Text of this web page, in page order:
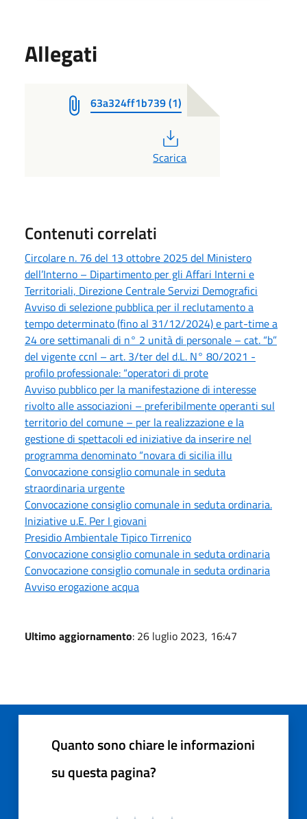
Allegati
63a324ff1b739 (1)
Scarica
Contenuti correlati
Circolare n. 76 del 13 ottobre 2025 del Ministero
dell’Interno – Dipartimento per gli Affari Interni e
Territoriali, Direzione Centrale Servizi Demografici
Avviso di selezione pubblica per il reclutamento a
tempo determinato (fino al 31/12/2024) e part-time a
24 ore settimanali di n° 2 unità di personale – cat. “b”
del vigente ccnl – art. 3/ter del d.L. N° 80/2021 -
profilo professionale: “operatori di prote
Avviso pubblico per la manifestazione di interesse
rivolto alle associazioni – preferibilmente operanti sul
territorio del comune – per la realizzazione e la
gestione di spettacoli ed iniziative da inserire nel
programma denominato “novara di sicilia illu
Convocazione consiglio comunale in seduta
straordinaria urgente
Convocazione consiglio comunale in seduta ordinaria.
Iniziative u.E. Per I giovani
Presidio Ambientale Tipico Tirrenico
Convocazione consiglio comunale in seduta ordinaria
Convocazione consiglio comunale in seduta ordinaria
Avviso erogazione acqua
Ultimo aggiornamento: 26 luglio 2023, 16:47
Quanto sono chiare le informazioni
su questa pagina?